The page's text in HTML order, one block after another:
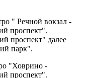
" Речной вокзал -
проспект".
проспект" далее
парк".
"Ховрино -
проспект".